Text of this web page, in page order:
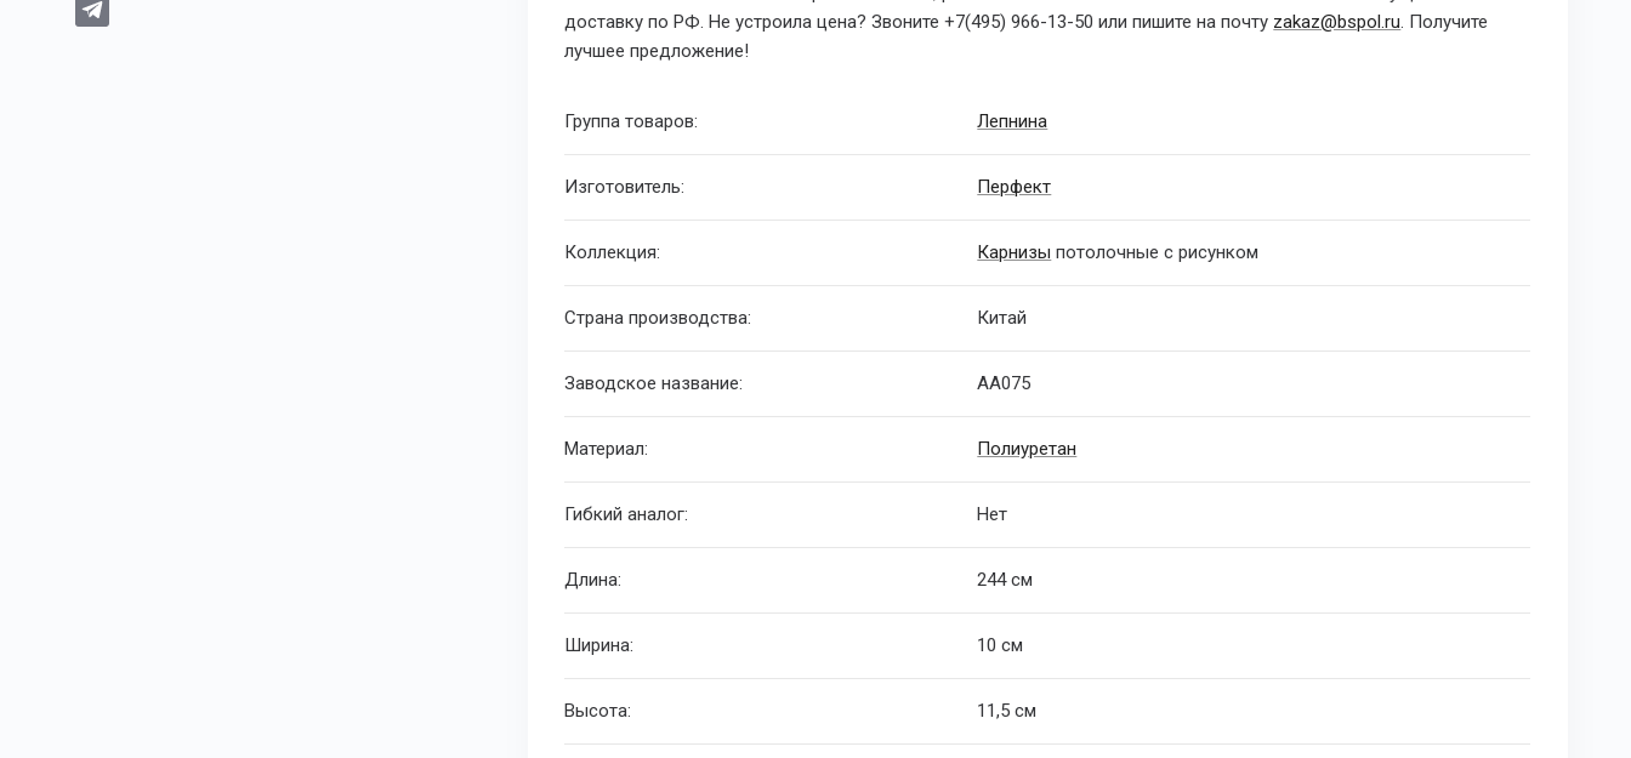
доставку по РФ. Не устроила цена? Звоните+7(495) 966-13-50 или пишите на почту zakaz@bspol.ru. Получите
лучшее предложение!
Группа товаров: Лепнина
Изготовитель: Перфект
Коллекция: Карнизы потолочные с рисунком
Страна производства: Китай
Заводское название: AA075
Материал: Полиуретан
Гибкий аналог: Нет
Длина: 244 см
Ширина: 10 см
Высота: 11,5 см